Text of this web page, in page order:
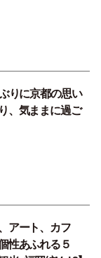
りに京都の思い
、気ままに過ご
アート、カフ
性あふれる５